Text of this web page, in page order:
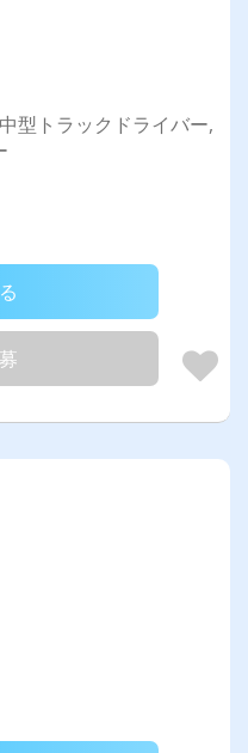
型トラックドライバー,